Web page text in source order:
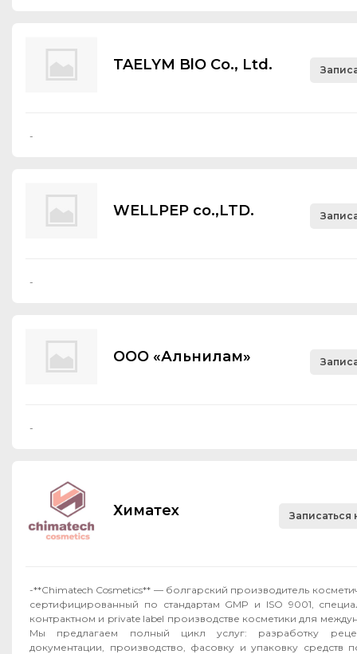
TAELYM BlO Со., Ltd.
-
WELLPEP co.,LTD.
-
ООО «Альнилам»
-
Химатех Записаться
-**Chimatech Cosmetics** — болгарский производитель
сертифицированный по стандартам GMP и ISO 9001,
контрактном и private label производстве косметики для
Мы предлагаем полный цикл услуг: разработку
документации, производство, фасовку и упаковку средств